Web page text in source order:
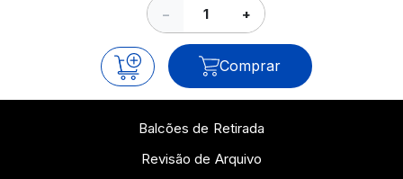
− +
Comprar
Balcões de Retirada
Revisão de Arquivo